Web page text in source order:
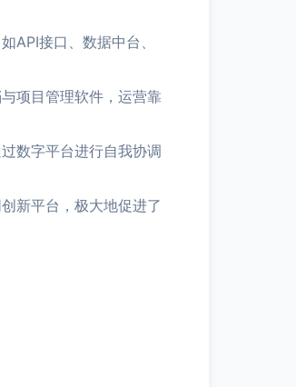
API接口、数据中台、
项目管理软件，运营靠
数字平台进行自我协调
新平台，极大地促进了